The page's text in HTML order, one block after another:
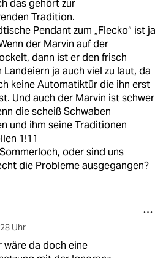
das gehört zur
Tradition.
Pendant zum „Flecko“ ist ja
der Marvin auf der
dann ist er den frisch
Landeiern ja auch viel zu laut, da
keine Automatiktür die ihn erst
Und auch der Marvin ist schwer
die scheiß Schwaben
und ihm seine Traditionen
1!11
oder sind uns
die Probleme ausgegangen?
Uhr
wäre da doch eine